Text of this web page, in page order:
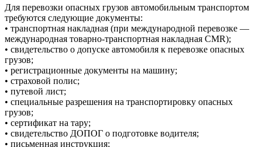
Для перевозки опасных грузов автомобильным транспортом
требуются следующие документы:
• транспортная накладная (при международной перевозке —
международная товарно-транспортная накладная CMR);
• свидетельство о допуске автомобиля к перевозке опасных
грузов;
• регистрационные документы на машину;
• страховой полис;
• путевой лист;
• специальные разрешения на транспортировку опасных
грузов;
• сертификат на тару;
• свидетельство ДОПОГ о подготовке водителя;
• письменная инструкция;